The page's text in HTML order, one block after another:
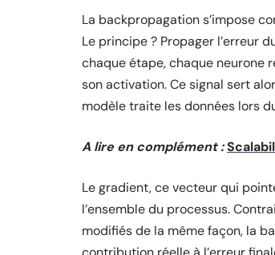
La backpropagation s’impose
Le principe ? Propager l’erreur
chaque étape, chaque neurone
son activation. Ce signal sert
modèle traite les données lors
A lire en complément :
Le gradient, ce vecteur qui
l’ensemble du processus.
modifiés de la même façon, la